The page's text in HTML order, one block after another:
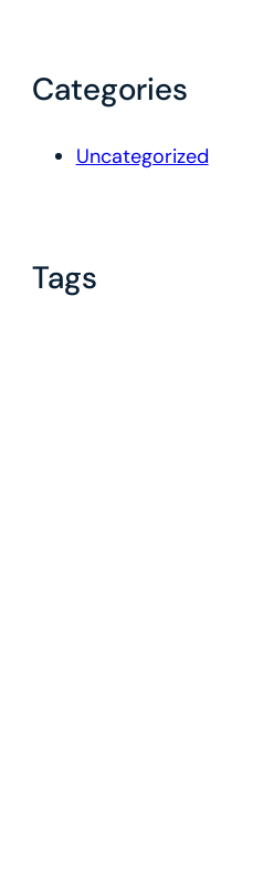
Categories
Uncategorized
Tags